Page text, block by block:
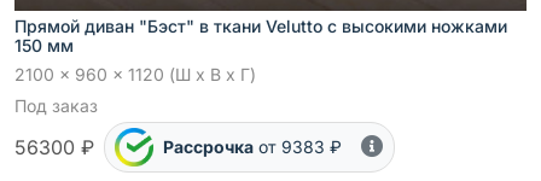
Прямой диван "Бэст" в ткани Velutto с высокими ножками
150 мм
2100 x 960 x 1120 (Ш x В x Г)
Под заказ
56300 ₽ Рассрочка от 9383 ₽